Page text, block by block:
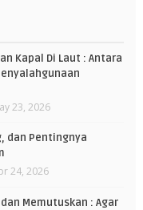
Kapal Di Laut : Antara
23, 2026
dan Pentingnya
24, 2026
dan Memutuskan : Agar